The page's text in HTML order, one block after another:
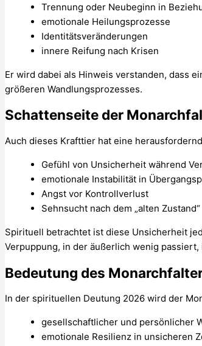
Trennung oder Neubeginn in
emotionale Heilungsprozesse
Identitätsveränderungen
innere Reifung nach Krisen
Er wird dabei als Hinweis verstanden, dass
größeren Wandlungsprozesses.
Schattenseite der
Auch dieses Krafttier hat eine
Gefühl von Unsicherheit während
emotionale Instabilität in
Angst vor Kontrollverlust
Sehnsucht nach dem „alten Zustand“
Spirituell betrachtet ist diese Unsicherheit
Verpuppung, in der äußerlich wenig
Bedeutung des
In der spirituellen Deutung 2026 wird der
gesellschaftlicher und persönlicher
emotionale Resilienz in unsicheren